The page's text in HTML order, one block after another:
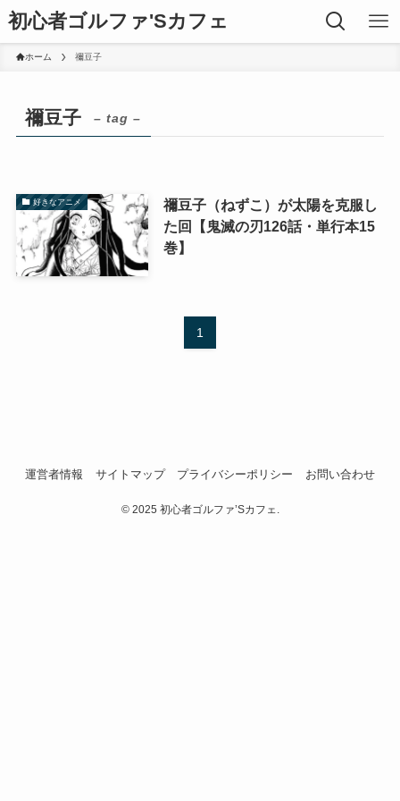
初心者ゴルファ'Sカフェ
ホーム 禰豆子
禰豆子 – tag –
好きなアニメ
禰豆子（ねずこ）が太陽を克服し
た回【鬼滅の刃126話・単行本15
巻】
1
運営者情報 サイトマップ プライバシーポリシー お問い合わせ
©2025 初心者ゴルファ’Sカフェ.